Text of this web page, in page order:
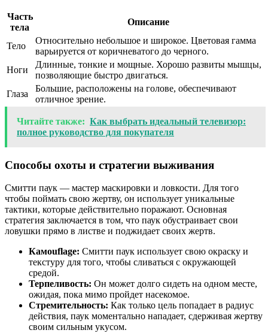
Часть
тела
Описание
Тело
Относительно небольшое и широкое. Цветовая гамма
варьируется от коричневатого до черного.
Ноги
Длинные, тонкие и мощные. Хорошо развиты мышцы,
позволяющие быстро двигаться.
Глаза
Большие, расположены на голове, обеспечивают
отличное зрение.
Читайте также: Как выбрать идеальный телевизор:
полное руководство для покупателя
Способы охоты и стратегии выживания
Смитти паук — мастер маскировки и ловкости. Для того
чтобы поймать свою жертву, он использует уникальные
тактики, которые действительно поражают. Основная
стратегия заключается в том, что паук обустраивает свои
ловушки прямо в листве и поджидает своих жертв.
Камouflage: Смитти паук использует свою окраску и
текстуру для того, чтобы сливаться с окружающей
средой.
Терпеливость: Он может долго сидеть на одном месте,
ожидая, пока мимо пройдет насекомое.
Стремительность: Как только цель попадает в радиус
действия, паук моментально нападает, сдерживая жертву
своим сильным укусом.